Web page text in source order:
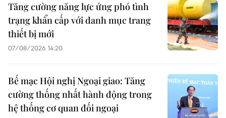
Tăng cường năng lực ứng phó tình
trạng khẩn cấp với danh mục trang
thiết bị mới
07/08/2026 14:20
Bế mạc Hội nghị Ngoại giao: Tăng
cường thống nhất hành động trong
hệ thống cơ quan đối ngoại